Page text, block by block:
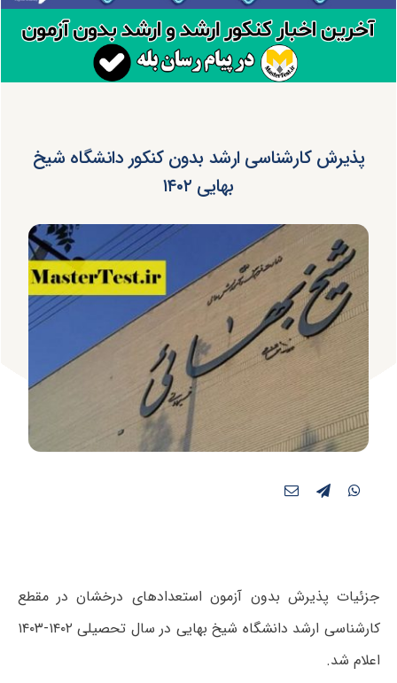
پذیرش کارشناسی ارشد بدون کنکور دانشگاه شیخ
بهایی ۱۴۰۲
جزئیات پذیرش بدون آزمون استعدادهای درخشان در مقطع
کارشناسی ارشد دانشگاه شیخ بهایی در سال تحصیلی ۱۴۰۲-۱۴۰۳
اعلام شد.